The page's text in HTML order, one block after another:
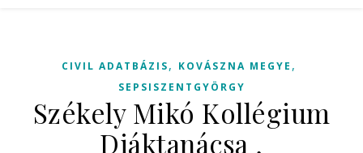
CIVIL ADATBÁZIS, KOVÁSZNA MEGYE ,
SEPSISZENTGYÖRGY
Székely Mikó Kollégium
Diáktanácsa ,